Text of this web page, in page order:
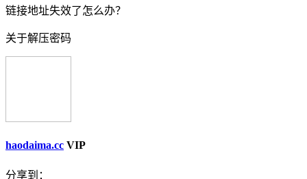
链接地址失效了怎么办？
关于解压密码
haodaima.cc VIP
分享到：